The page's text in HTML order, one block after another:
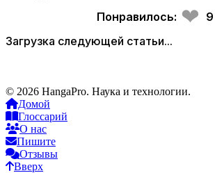
Понравилось: ❤ 9
Загрузка следующей статьи...
© 2026 HangaPro. Наука и технологии.
Домой
Глоссарий
О нас
Пишите
Отзывы
Вверх